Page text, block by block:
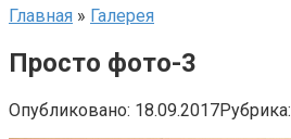
Главная » Галерея
Просто фото-3
Опубликовано: 18.09.2017Рубрика: